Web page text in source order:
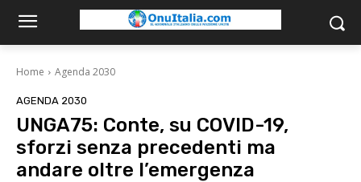
Home Agenda 2030
AGENDA 2030
UNGA75: Conte, su COVID-19,
sforzi senza precedenti ma
andare oltre l’emergenza